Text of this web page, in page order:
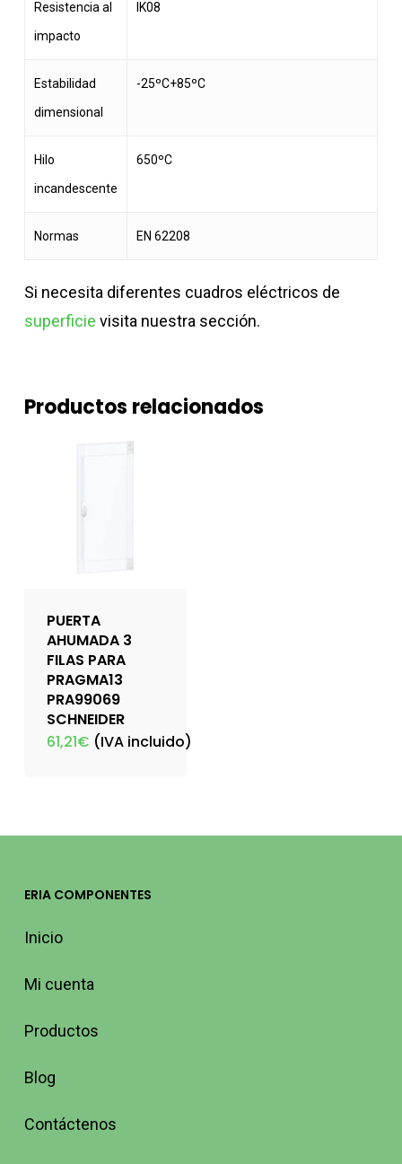
Resistencia al
impacto
IK08
Estabilidad
dimensional
-25ºC+85ºC
Hilo
incandescente
650ºC
Normas EN 62208
Si necesita diferentes cuadros eléctricos de
superficie visita nuestra sección.
Productos relacionados
PUERTA
AHUMADA 3
FILAS PARA
PRAGMA13
PRA99069
SCHNEIDER
61,21€ (IVA incluido)
ERIA COMPONENTES
Inicio
Mi cuenta
Productos
Blog
Contáctenos